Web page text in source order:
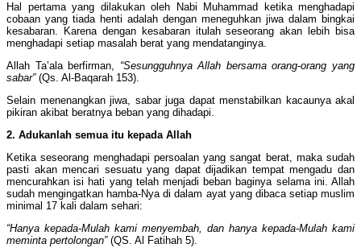
Hal pertama yang dilakukan oleh Nabi Muhammad ketika menghadapi
cobaan yang tiada henti adalah dengan meneguhkan jiwa dalam bingkai
kesabaran. Karena dengan kesabaran itulah seseorang akan lebih bisa
menghadapi setiap masalah berat yang mendatanginya.
Allah Ta’ala berfirman, “Sesungguhnya Allah bersama orang-orang yang
sabar” (Qs. Al-Baqarah 153).
Selain menenangkan jiwa, sabar juga dapat menstabilkan kacaunya akal
pikiran akibat beratnya beban yang dihadapi.
2. Adukanlah semua itu kepada Allah
Ketika seseorang menghadapi persoalan yang sangat berat, maka sudah
pasti akan mencari sesuatu yang dapat dijadikan tempat mengadu dan
mencurahkan isi hati yang telah menjadi beban baginya selama ini. Allah
sudah mengingatkan hamba-Nya di dalam ayat yang dibaca setiap muslim
minimal 17 kali dalam sehari:
“Hanya kepada-Mulah kami menyembah, dan hanya kepada-Mulah kami
meminta pertolongan”(QS. Al Fatihah 5).